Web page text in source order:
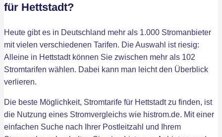
für Hettstadt?
Heute gibt es in Deutschland mehr als 1.000 Stromanbieter
mit vielen verschiedenen Tarifen. Die Auswahl ist riesig:
Alleine in Hettstadt können Sie zwischen mehr als 102
Stromtarifen wählen. Dabei kann man leicht den Überblick
verlieren.
Die beste Möglichkeit, Stromtarife für Hettstadt zu finden, ist
die Nutzung eines Stromvergleichs wie histrom.de. Mit einer
einfachen Suche nach Ihrer Postleitzahl und Ihrem